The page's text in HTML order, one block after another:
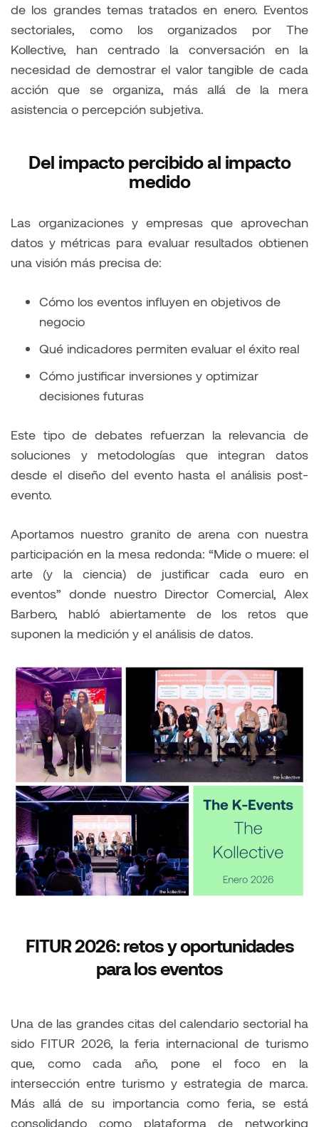
de los grandes temas tratados en enero. Eventos
sectoriales, como los organizados por The
Kollective, han centrado la conversación en la
necesidad de demostrar el valor tangible de cada
acción que se organiza, más allá de la mera
asistencia o percepción subjetiva.
Del impacto percibido al impacto
medido
Las organizaciones y empresas que aprovechan
datos y métricas para evaluar resultados obtienen
una visión más precisa de:
Cómo los eventos influyen en objetivos de
negocio
Qué indicadores permiten evaluar el éxito real
Cómo justificar inversiones y optimizar
decisiones futuras
Este tipo de debates refuerzan la relevancia de
soluciones y metodologías que integran datos
desde el diseño del evento hasta el análisis post-
evento.
Aportamos nuestro granito de arena con nuestra
participación en la mesa redonda: “Mide o muere: el
arte (y la ciencia) de justificar cada euro en
eventos” donde nuestro Director Comercial, Alex
Barbero, habló abiertamente de los retos que
suponen la medición y el análisis de datos.
FITUR 2026: retos y oportunidades
para los eventos
Una de las grandes citas del calendario sectorial ha
sido FITUR 2026, la feria internacional de turismo
que, como cada año, pone el foco en la
intersección entre turismo y estrategia de marca.
Más allá de su importancia como feria, se está
consolidando como plataforma de networking